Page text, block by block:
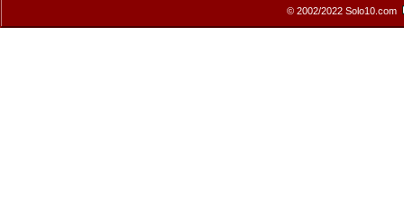
© 2002/2022 Solo10.com